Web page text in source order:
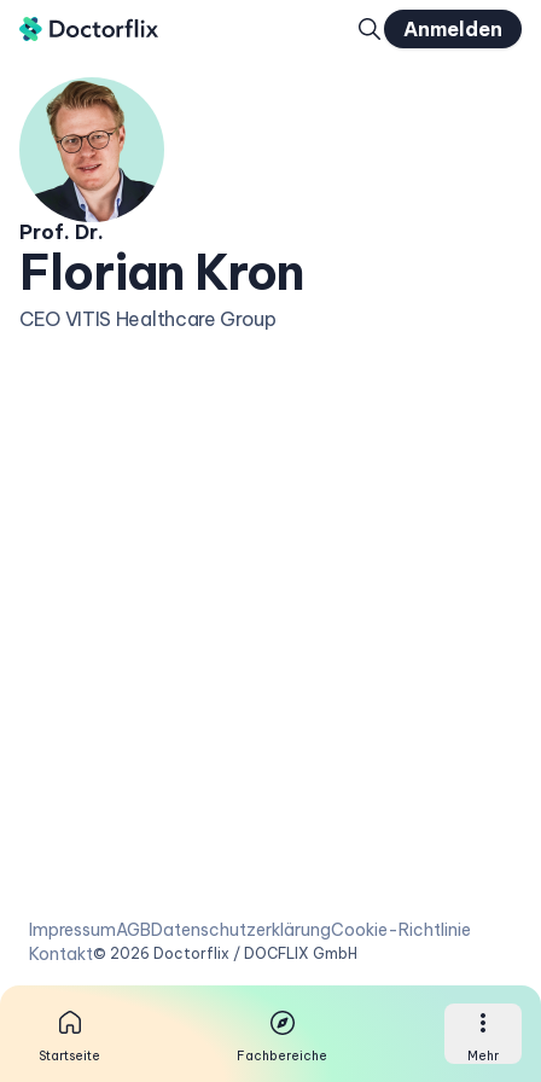
Anmelden
Prof. Dr.
Florian Kron
CEO VITIS Healthcare Group
ImpressumAGBDatenschutzerklärungCookie-Richtlinie
Kontakt© 2026 Doctorflix / DOCFLIX GmbH
Startseite Fachbereiche Mehr